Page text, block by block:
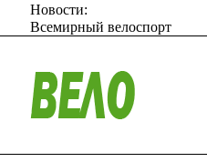
Новости:
Всемирный велоспорт